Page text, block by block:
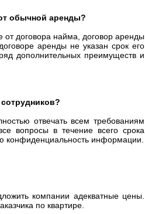
обычной аренды?
от договора найма, договор аренды
аренды не указан срок его
дополнительных преимуществ и
отвечать всем требованиям
вопросы в течение всего срока
конфиденциальность информации.
компании адекватные цены.
по квартире.